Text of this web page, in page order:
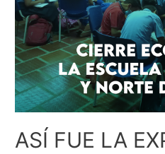
ASÍ FUE LA